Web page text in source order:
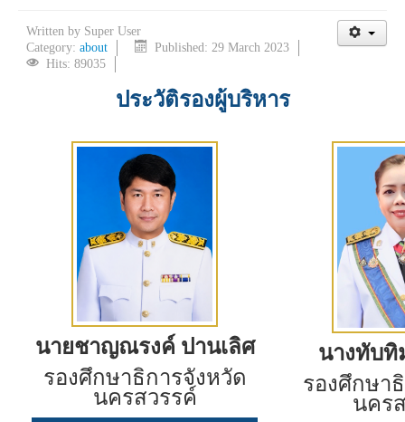
Written by Super User
Category: about
Published: 29 March 2023
Hits: 89035
ประวัติรองผู้บริหาร
นายชาญณรงค์ ปานเลิศ
รองศึกษาธิการจังหวัด
นครสวรรค์
นางทับทิ
รองศึกษา
นคร